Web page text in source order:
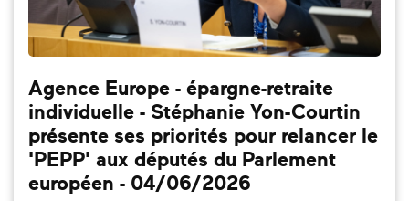
Agence Europe - épargne-retraite
individuelle - Stéphanie Yon-Courtin
présente ses priorités pour relancer le
'PEPP' aux députés du Parlement
européen - 04/06/2026